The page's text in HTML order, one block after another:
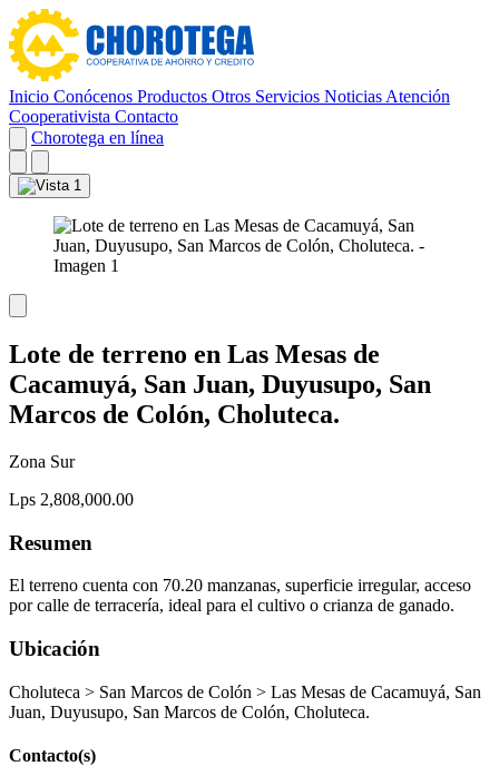
Inicio Conócenos Productos Otros Servicios Noticias Atención
Cooperativista Contacto
Chorotega en línea
Lote de terreno en Las Mesas de
Cacamuyá, San Juan, Duyusupo, San
Marcos de Colón, Choluteca.
Zona Sur
Lps 2,808,000.00
Resumen
El terreno cuenta con 70.20 manzanas, superficie irregular, acceso
por calle de terracería, ideal para el cultivo o crianza de ganado.
Ubicación
Choluteca > San Marcos de Colón > Las Mesas de Cacamuyá, San
Juan, Duyusupo, San Marcos de Colón, Choluteca.
Contacto(s)